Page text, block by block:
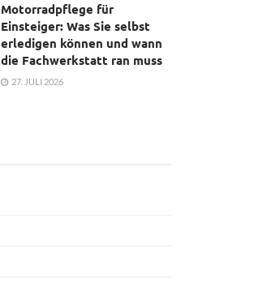
Motorradpflege für
Einsteiger: Was Sie selbst
erledigen können und wann
die Fachwerkstatt ran muss
27. JULI 2026